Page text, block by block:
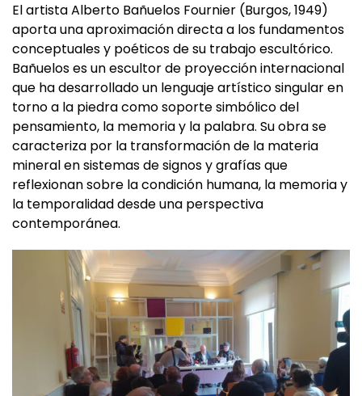
El artista Alberto Bañuelos Fournier (Burgos, 1949)
aporta una aproximación directa a los fundamentos
conceptuales y poéticos de su trabajo escultórico.
Bañuelos es un escultor de proyección internacional
que ha desarrollado un lenguaje artístico singular en
torno a la piedra como soporte simbólico del
pensamiento, la memoria y la palabra. Su obra se
caracteriza por la transformación de la materia
mineral en sistemas de signos y grafías que
reflexionan sobre la condición humana, la memoria y
la temporalidad desde una perspectiva
contemporánea.